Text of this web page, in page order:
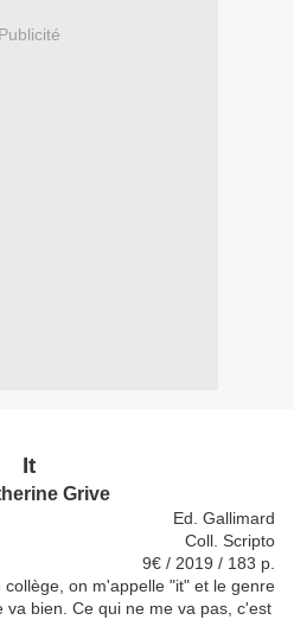
Publicité
It
Grive
Ed. Gallimard
Coll. Scripto
9€ / 2019 / 183 p.
collège, on m'appelle "it" et le genre
bien. Ce qui ne me va pas, c'est